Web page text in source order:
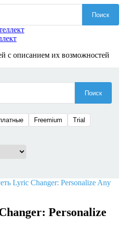
Поиск
с описанием их возможностей
Поиск
Freemium
Trial
Lyric Changer: Personalize Any
Personalize